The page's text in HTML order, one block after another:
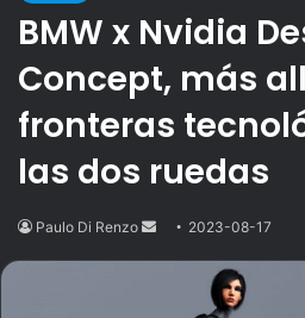
BMW x Nvidia
Concept, más
fronteras
las dos ruedas
Paulo Di Renzo
Send2023-08-17